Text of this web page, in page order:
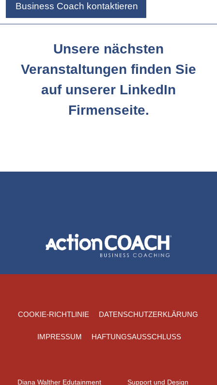
Business Coach kontaktieren
Unsere nächsten
Veranstaltungen finden Sie
auf unserer LinkedIn
Firmenseite.
COOKIE-RICHTLINIE DATENSCHUTZERKLÄRUNG
IMPRESSUM HAFTUNGSAUSSCHLUSS
Diana Walther Edutainment Support und Design